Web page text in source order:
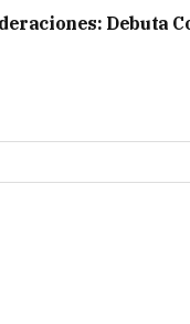
Debuta